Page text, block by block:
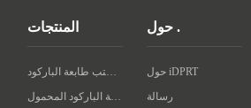
المنتجات
سطح المكتب طابعة الباركود
طابعة الباركود المحمول
حول .
حول iDPRT
رسالة